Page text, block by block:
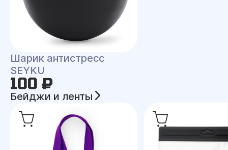
Шарик антистресс
SEYKU
100 ₽
Бейджи и ленты